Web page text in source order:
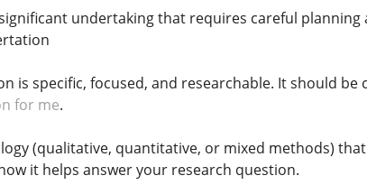
undertaking that requires careful
is specific, focused, and researchable. It should
for me.
(qualitative, quantitative, or mixed methods)
it helps answer your research question.